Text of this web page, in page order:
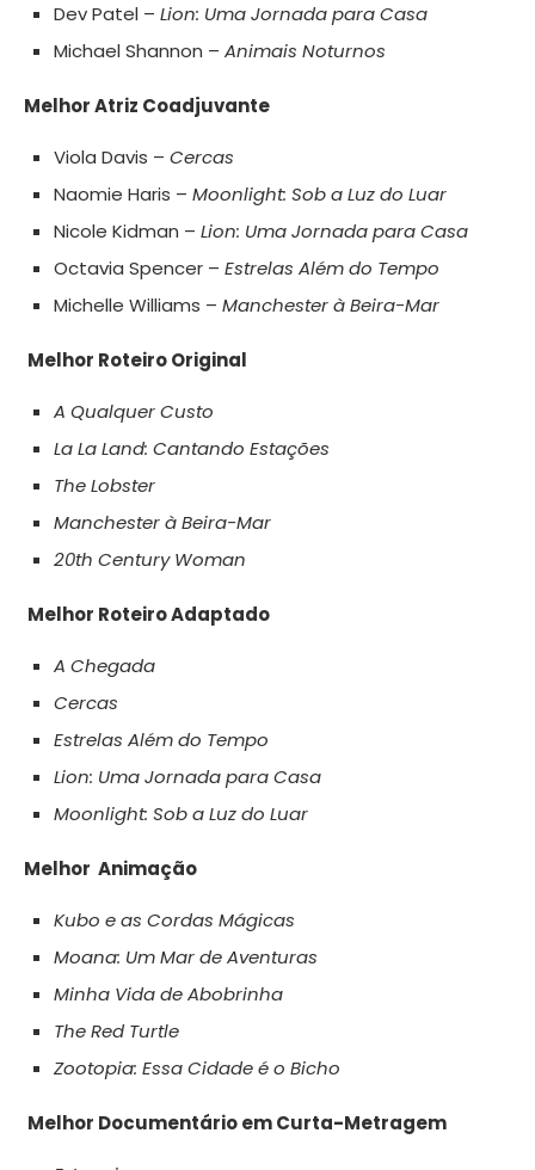
Dev Patel – Lion: Uma Jornada para Casa
Michael Shannon – Animais Noturnos
Melhor Atriz Coadjuvante
Viola Davis – Cercas
Naomie Haris – Moonlight: Sob a Luz do Luar
Nicole Kidman – Lion: Uma Jornada para Casa
Octavia Spencer – Estrelas Além do Tempo
Michelle Williams – Manchester à Beira-Mar
Melhor Roteiro Original
A Qualquer Custo
La La Land: Cantando Estações
The Lobster
Manchester à Beira-Mar
20th Century Woman
Melhor Roteiro Adaptado
A Chegada
Cercas
Estrelas Além do Tempo
Lion: Uma Jornada para Casa
Moonlight: Sob a Luz do Luar
Melhor Animação
Kubo e as Cordas Mágicas
Moana: Um Mar de Aventuras
Minha Vida de Abobrinha
The Red Turtle
Zootopia: Essa Cidade é o Bicho
Melhor Documentário em Curta-Metragem